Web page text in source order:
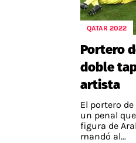
QATAR 2022
Portero
doble
artista
El portero
un penal
figura de
mandó al...